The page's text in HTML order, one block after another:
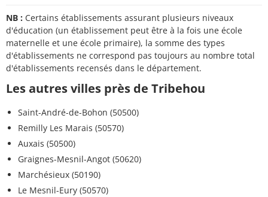
NB : Certains établissements assurant plusieurs niveaux
d'éducation (un établissement peut être à la fois une école
maternelle et une école primaire), la somme des types
d'établissements ne correspond pas toujours au nombre total
d'établissements recensés dans le département.
Les autres villes près de Tribehou
Saint-André-de-Bohon (50500)
Remilly Les Marais (50570)
Auxais (50500)
Graignes-Mesnil-Angot (50620)
Marchésieux (50190)
Le Mesnil-Eury (50570)